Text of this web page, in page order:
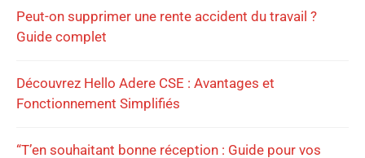
Peut-on supprimer une rente accident du travail ?
Guide complet
Découvrez Hello Adere CSE : Avantages et
Fonctionnement Simplifiés
“T’en souhaitant bonne réception : Guide pour vos